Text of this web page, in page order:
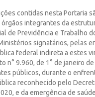
contidas nesta Portaria
integrantes da
de Previdência e Trabalho
signatários, pelas
federal indireta a estes
n° 9.960, de 1° de janeiro
públicos, durante o
reconhecido pelo
e da emergência de